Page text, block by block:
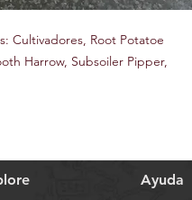
Cultivadores, Root Potatoe
Harrow, Subsoiler Pipper,
Ayuda